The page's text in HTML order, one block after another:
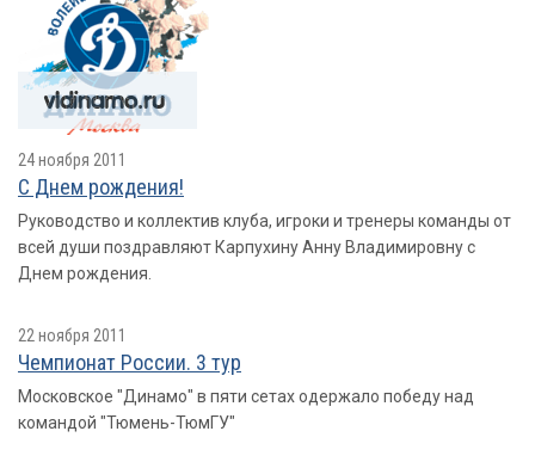
24 ноября 2011
С Днем рождения!
Руководство и коллектив клуба, игроки и тренеры команды от
всей души поздравляют Карпухину Анну Владимировну с
Днем рождения.
22 ноября 2011
Чемпионат России. 3 тур
Московское "Динамо" в пяти сетах одержало победу над
командой "Тюмень-ТюмГУ"